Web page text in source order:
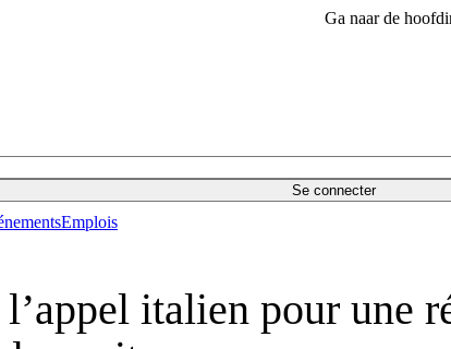
Ga naar de
Se connecter
Emplois
italien pour une